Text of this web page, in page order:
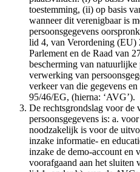
toestemming, (ii) op basis
wanneer dit verenigbaar is
persoonsgegevens
lid 4, van Verordening (EU)
Parlement en de Raad van
bescherming van natuurlijke
verwerking van
verkeer van die gegevens
95/46/EG, (hierna: ‘AVG’).
De rechtsgrondslag voor de
persoonsgegevens is: a.
noodzakelijk is voor de
inzake informatie- en
inzake de demo-account en
voorafgaand aan het sluiten